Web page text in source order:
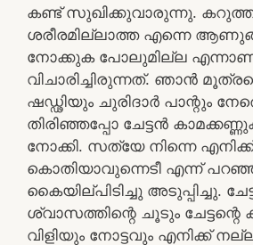
കണ്ട് സുഖിക്കുവാരുന്നു. കറുത്ത്
ശരീരമില്ലാത്ത എന്നെ
നോക്കുക പോലുമില്ല
വിചാരിച്ചിരുന്നത്. ഞാൻ
ഷഡ്ഢിയും ചുരിദാർ പാന്റും
തിരിഞ്ഞപ്പോ ചേട്ടൻ
നോക്കി. സത്യേ നിന്നെ എനിക്ക്
കൊതിയാവുന്നെടീ എന്ന്
കൈയില്പിടിച്ചു അടുപ്പിച്ചു.
ശ്വാസത്തിന്റെ ചൂടും ചേട്ടന്റെ
വിളിയും നോട്ടവും എനിക്ക്